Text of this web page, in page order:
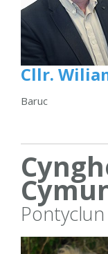
Cllr.
Baruc
Pontyclun